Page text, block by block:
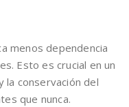
menos dependencia
Esto es crucial en un
la conservación del
que nunca.